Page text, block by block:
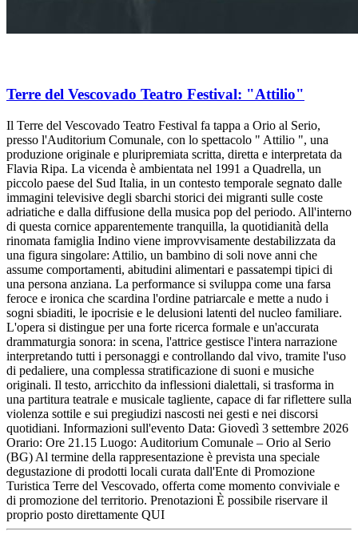
Terre del Vescovado Teatro Festival: "Attilio"
Il Terre del Vescovado Teatro Festival fa tappa a Orio al Serio,
presso l'Auditorium Comunale, con lo spettacolo " Attilio ", una
produzione originale e pluripremiata scritta, diretta e interpretata da
Flavia Ripa. La vicenda è ambientata nel 1991 a Quadrella, un
piccolo paese del Sud Italia, in un contesto temporale segnato dalle
immagini televisive degli sbarchi storici dei migranti sulle coste
adriatiche e dalla diffusione della musica pop del periodo. All'interno
di questa cornice apparentemente tranquilla, la quotidianità della
rinomata famiglia Indino viene improvvisamente destabilizzata da
una figura singolare: Attilio, un bambino di soli nove anni che
assume comportamenti, abitudini alimentari e passatempi tipici di
una persona anziana. La performance si sviluppa come una farsa
feroce e ironica che scardina l'ordine patriarcale e mette a nudo i
sogni sbiaditi, le ipocrisie e le delusioni latenti del nucleo familiare.
L'opera si distingue per una forte ricerca formale e un'accurata
drammaturgia sonora: in scena, l'attrice gestisce l'intera narrazione
interpretando tutti i personaggi e controllando dal vivo, tramite l'uso
di pedaliere, una complessa stratificazione di suoni e musiche
originali. Il testo, arricchito da inflessioni dialettali, si trasforma in
una partitura teatrale e musicale tagliente, capace di far riflettere sulla
violenza sottile e sui pregiudizi nascosti nei gesti e nei discorsi
quotidiani. Informazioni sull'evento Data: Giovedì 3 settembre 2026
Orario: Ore 21.15 Luogo: Auditorium Comunale – Orio al Serio
(BG) Al termine della rappresentazione è prevista una speciale
degustazione di prodotti locali curata dall'Ente di Promozione
Turistica Terre del Vescovado, offerta come momento conviviale e
di promozione del territorio. Prenotazioni È possibile riservare il
proprio posto direttamente QUI